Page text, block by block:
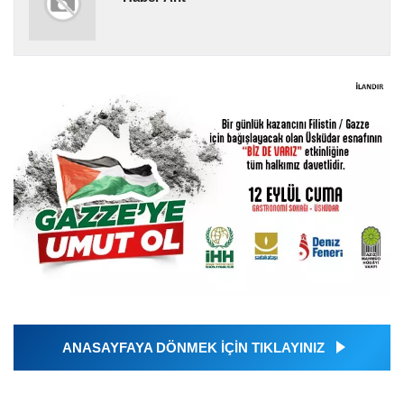
ANASAYFAYA DÖNMEK İÇİN TIKLAYINIZ